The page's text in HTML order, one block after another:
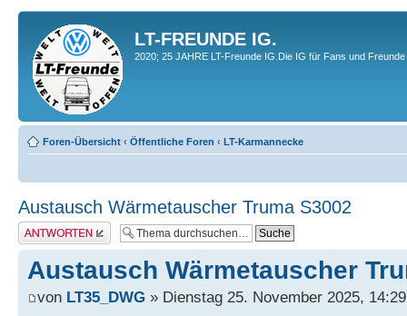
LT-FREUNDE IG.
2020; 25 JAHRE LT-Freunde IG.Die IG für Fans und
Foren-Übersicht ‹ Öffentliche Foren ‹ LT-Karmannecke
Austausch Wärmetauscher Truma S3002
Antwort erstellen
Austausch Wärmetauscher
von LT35_DWG » Dienstag 25. November 2025, 14:29